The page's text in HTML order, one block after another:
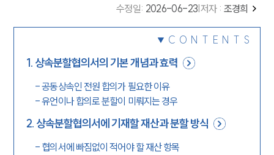
수정일: 2026-06-23 저자 : 조경희
CONTENTS
1. 상속분할협의서의 기본 개념과 효력
-공동상속인 전원 합의가 필요한 이유
-유언이나 합의로 분할이 미뤄지는 경우
2. 상속분할협의서에 기재할 재산과 분할 방식
- 협의서에 빠짐없이 적어야 할 재산 항목